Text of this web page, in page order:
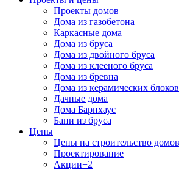
Проекты домов
Дома из газобетона
Каркасные дома
Дома из бруса
Дома из двойного бруса
Дома из клееного бруса
Дома из бревна
Дома из керамических блоков
Дачные дома
Дома Барнхаус
Бани из бруса
Цены
Цены на строительство домов
Проектирование
Акции+2